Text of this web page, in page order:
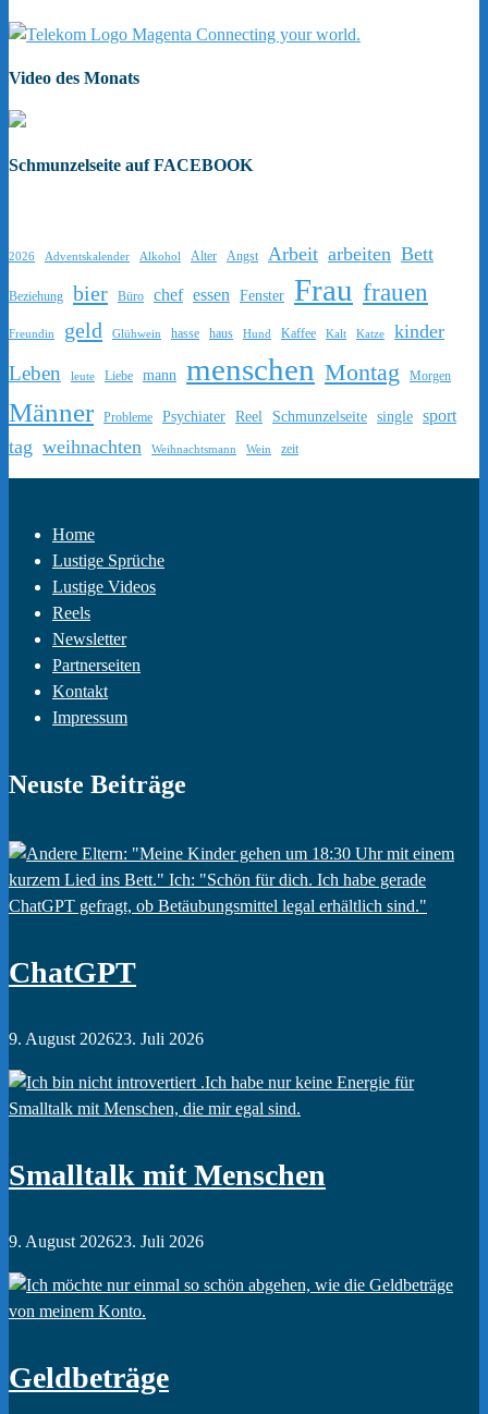
Video des Monats
Schmunzelseite auf FACEBOOK
2026 Adventskalender Alkohol Alter Angst Arbeit arbeiten Bett
Beziehung bier Büro chef essen Fenster Frau frauen
Freundin geld Glühwein hasse haus Hund Kaffee Kalt Katze kinder
Leben leute Liebe mann menschen Montag Morgen
Männer Probleme Psychiater Reel Schmunzelseite single sport
tag weihnachten Weihnachtsmann Wein zeit
Home
Lustige Sprüche
Lustige Videos
Reels
Newsletter
Partnerseiten
Kontakt
Impressum
Neuste Beiträge
ChatGPT
9. August 202623. Juli 2026
Smalltalk mit Menschen
9. August 202623. Juli 2026
Geldbeträge